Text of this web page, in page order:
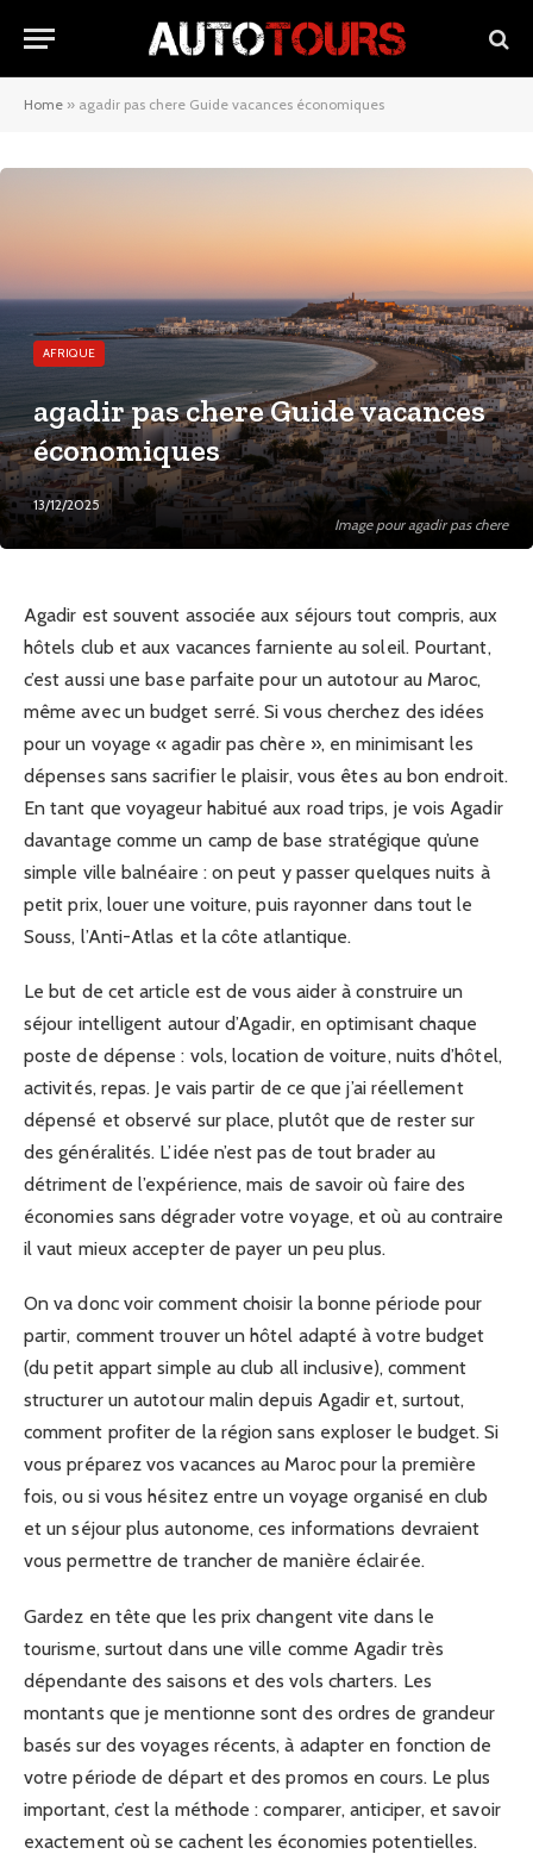
Home » agadir pas chere Guide vacances économiques
Image pour agadir pas chere
AFRIQUE
agadir pas chere Guide vacances
économiques
13/12/2025
Agadir est souvent associée aux séjours tout compris, aux
hôtels club et aux vacances farniente au soleil. Pourtant,
c’est aussi une base parfaite pour un autotour au Maroc,
même avec un budget serré. Si vous cherchez des idées
pour un voyage « agadir pas chère », en minimisant les
dépenses sans sacrifier le plaisir, vous êtes au bon endroit.
En tant que voyageur habitué aux road trips, je vois Agadir
davantage comme un camp de base stratégique qu’une
simple ville balnéaire : on peut y passer quelques nuits à
petit prix, louer une voiture, puis rayonner dans tout le
Souss, l’Anti-Atlas et la côte atlantique.
Le but de cet article est de vous aider à construire un
séjour intelligent autour d’Agadir, en optimisant chaque
poste de dépense : vols, location de voiture, nuits d’hôtel,
activités, repas. Je vais partir de ce que j’ai réellement
dépensé et observé sur place, plutôt que de rester sur
des généralités. L’idée n’est pas de tout brader au
détriment de l’expérience, mais de savoir où faire des
économies sans dégrader votre voyage, et où au contraire
il vaut mieux accepter de payer un peu plus.
On va donc voir comment choisir la bonne période pour
partir, comment trouver un hôtel adapté à votre budget
(du petit appart simple au club all inclusive), comment
structurer un autotour malin depuis Agadir et, surtout,
comment profiter de la région sans exploser le budget. Si
vous préparez vos vacances au Maroc pour la première
fois, ou si vous hésitez entre un voyage organisé en club
et un séjour plus autonome, ces informations devraient
vous permettre de trancher de manière éclairée.
Gardez en tête que les prix changent vite dans le
tourisme, surtout dans une ville comme Agadir très
dépendante des saisons et des vols charters. Les
montants que je mentionne sont des ordres de grandeur
basés sur des voyages récents, à adapter en fonction de
votre période de départ et des promos en cours. Le plus
important, c’est la méthode : comparer, anticiper, et savoir
exactement où se cachent les économies potentielles.